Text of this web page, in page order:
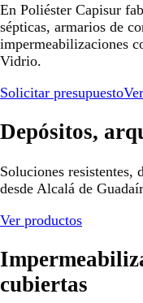
En Poliéster Capisur
sépticas, armarios de
impermeabilizaciones
Vidrio.
Solicitar presupuesto
Depósitos,
Soluciones resistentes,
desde Alcalá de
Ver productos
cubiertas